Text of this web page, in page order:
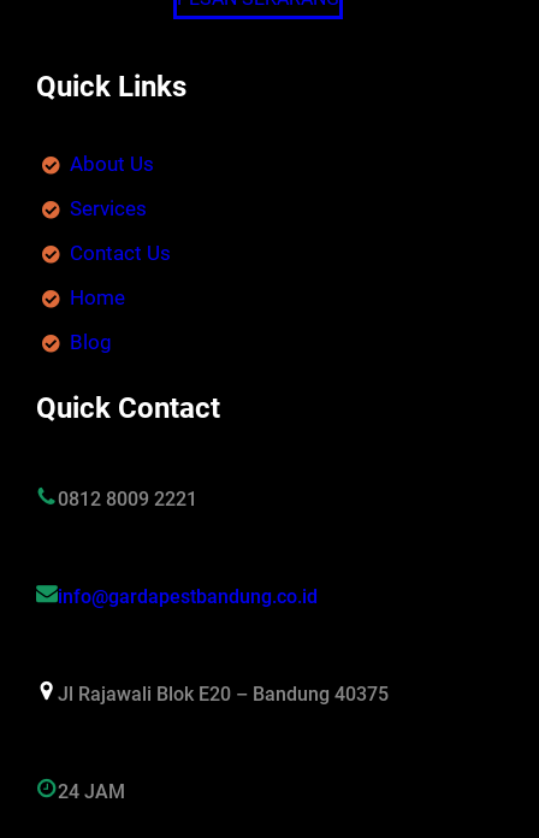
Quick Links
About Us
Services
Contact Us
Home
Blog
Quick Contact
0812 8009 2221
info@gardapestbandung.co.id
Jl Rajawali Blok E20 – Bandung 40375
24 JAM